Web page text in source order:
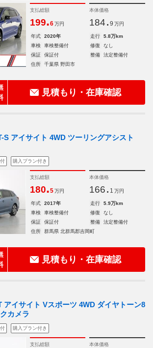
支払総額
199.6 万円
本体価格
184. 9 万円
年式 2020年 走行
5.8万km
車検
車検整備付 修復
なし
保証
保証付 整備
法定整備付
住所
千葉県 野田市
見積もり・在庫確認
S アイサイト 4WD ツーリングアシスト
購入プラン付き
支払総額
180.5 万円
本体価格
166. 1 万円
年式 2017年 走行
5.9万km
車検
車検整備付 修復
なし
保証
保証付 整備
法定整備付
住所
群馬県 北群馬郡吉岡町
見積もり・在庫確認
アイサイト Vスポーツ 4WD ダイヤトーン8
カメラ
購入プラン付き
支払総額 本体価格